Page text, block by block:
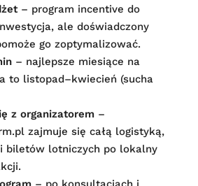
– program incentive do
ale doświadczony
go zoptymalizować.
– najlepsze miesiące na
to listopad–kwiecień (sucha
z organizatorem –
zajmuje się całą logistyką,
biletów lotniczych po lokalny